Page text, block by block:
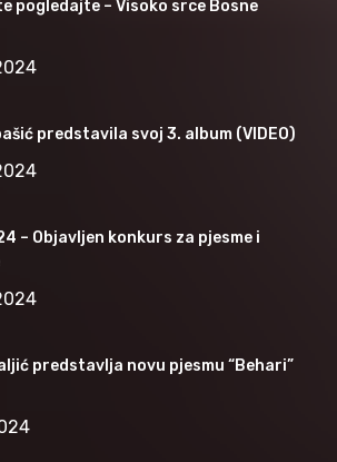
pogledajte – Visoko srce Bosne
predstavila svoj 3. album (VIDEO)
– Objavljen konkurs za pjesme i
predstavlja novu pjesmu “Behari”